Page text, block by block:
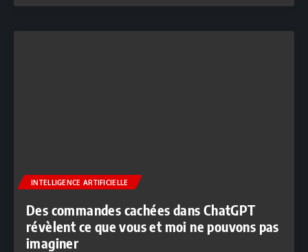
INTELLIGENCE ARTIFICIELLE
Des commandes cachées dans ChatGPT
révèlent ce que vous et moi ne pouvons pas
imaginer